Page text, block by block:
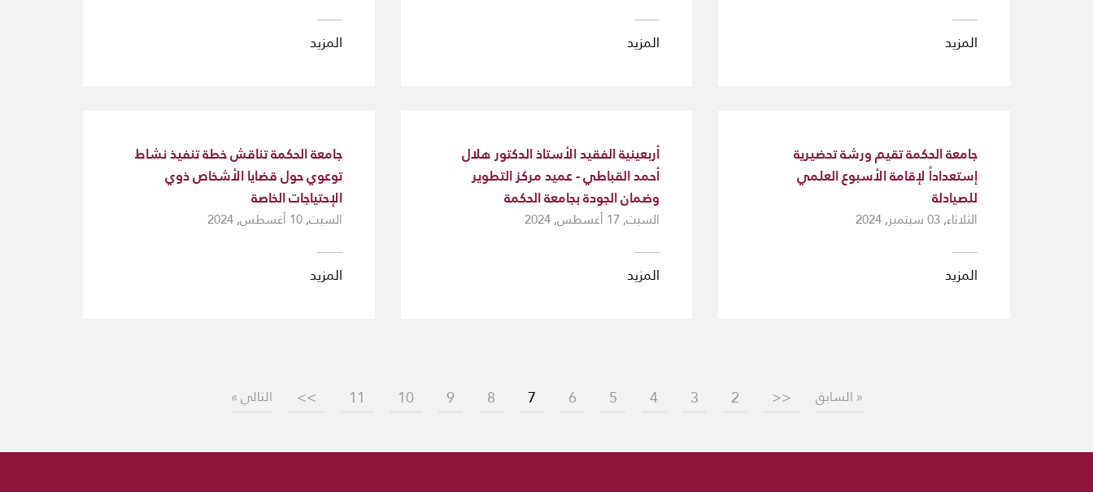
المزيد المزيد المزيد
جامعة الحكمة تقيم ورشة تحضيرية
إستعداداً لإقامة الأسبوع العلمي
للصيادلة
الثلاثاء, 03 سبتمبر, 2024
المزيد
أربعينية الفقيد الأستاذ الدكتور هلال
أحمد القباطي - عميد مركز التطوير
وضمان الجودة بجامعة الحكمة
السبت, 17 أغسطس, 2024
المزيد
جامعة الحكمة تناقش خطة تنفيذ نشاط
توعوي حول قضايا الأشخاص ذوي
الإحتياجات الخاصة
السبت, 10 أغسطس, 2024
المزيد
« السابق <<
2
3
4
5
6
7
8
9
10
11
>> التالي »